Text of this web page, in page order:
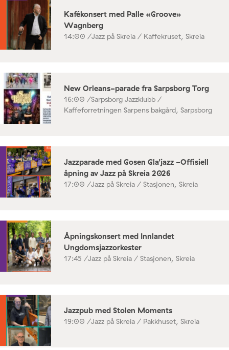
Kafékonsert med Palle «Groove»
Wagnberg
14:00 /Jazz på Skreia / Kaffekruset, Skreia
New Orleans-parade fra Sarpsborg Torg
16:00 /Sarpsborg Jazzklubb /
Kaffeforretningen Sarpens bakgård, Sarpsborg
Jazzparade med Gosen Gla’jazz -Offisiell
åpning av Jazz på Skreia 2026
17:00 /Jazz på Skreia / Stasjonen, Skreia
Åpningskonsert med Innlandet
Ungdomsjazzorkester
17:45 /Jazz på Skreia / Stasjonen, Skreia
Jazzpub med Stolen Moments
19:00 /Jazz på Skreia / Pakkhuset, Skreia